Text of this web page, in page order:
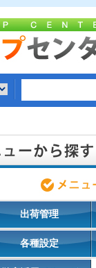
出荷管理
各種設定